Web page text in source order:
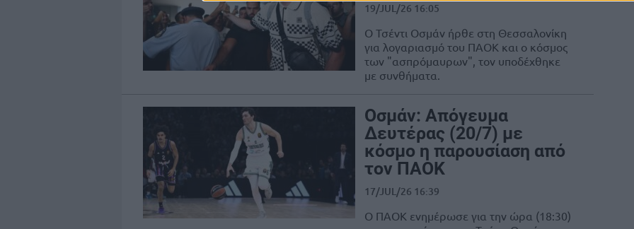
19/JUL/26 16:05
Ο Τσέντι Οσμάν ήρθε στη Θεσσαλονίκη
για λογαριασμό του ΠΑΟΚ και ο κόσμος
των "ασπρόμαυρων", τον υποδέχθηκε
με συνθήματα.
Οσμάν: Απόγευμα
Δευτέρας (20/7) με
κόσμο η παρουσίαση από
τον ΠΑΟΚ
17/JUL/26 16:39
Ο ΠΑΟΚ ενημέρωσε για την ώρα (18:30)